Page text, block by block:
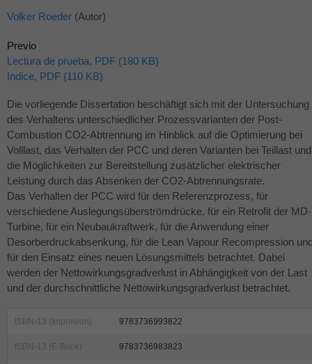
Volker Roeder (Autor)
Previo
Lectura de prueba, PDF (180 KB)
Indice, PDF (110 KB)
Die vorliegende Dissertation beschäftigt sich mit der Untersuchung
des Verhaltens unterschiedlicher Prozessvarianten der Post-
Combustion CO2-Abtrennung im Hinblick auf die Optimierung bei
Volllast, das Verhalten der PCC und deren Varianten bei Teillast und
die Möglichkeiten zur Bereitstellung zusätzlicher elektrischer
Leistung durch das Absenken der CO2-Abtrennungsrate.
Das Verhalten der PCC wird für den Referenzprozess, für
verschiedene Auslegungsüberströmdrücke, für ein Retrofit der MD-
Turbine, für ein Neubaukraftwerk, für die Anwendung einer
Desorberdruckabsenkung, für die Lean Vapour Recompression
für den Einsatz eines neuen Lösungsmittels betrachtet. Dabei
werden der Nettowirkungsgradverlust in Abhängigkeit von der Last
und der durchschnittliche Nettowirkungsgradverlust betrachtet.
ISBN-13 (Impresion) 9783736993822
ISBN-13 (E-Book) 9783736983823